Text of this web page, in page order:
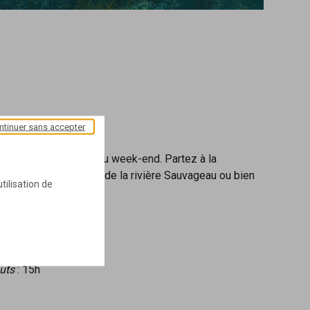
portes tout au long du week-end. Partez à la
blanchisserie de la rivière Sauvageau ou bien
: 15h
de
sans accepter